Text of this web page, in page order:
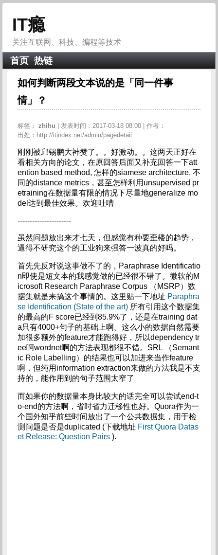
IT瘾
关注互联网、科技、编程等技术
首页 热链
如何判断两段文本说的是「同一件事
情」？
标签： zhihu
| 发表时间：2017-03-18 08:00 | 作者：
出处：http://itindex.net/admin/pagedetail
刚刚被邱锡鹏大神赞了。。好激动。。这两天正好在
看相关方向的论文，在原回答后面又补充回答一下att
ention based method, 怎样的siamese architecture, 不
同的distance metrics，甚至怎样利用unsupervised pr
etraining在数据量有限的情况下尽量地generalize mo
del达到最佳效果。欢迎吐嘈
----------------------
虽然问题放出来才七天，但感觉有种要歪楼的趋势，
逼得不研究这个的工业狗来强答一波真的好吗。
首先先反对说这事做不了的，Paraphrase Identificatio
n即使是短文本的我感觉做的已经很不错了。微软的M
icrosoft Research Paraphrase Corpus （MSRP）数
据集就是来搞这个事情的。这里贴一下地址 Paraphra
se Identification (State of the art) 所有引用这个数据集
的最高的F score已经到85.9%了，还是在training dat
a只有4000+句子的基础上啊。这么小的数据自然需要
加很多额外的feature才能跑得好，所以dependency tr
ee啊wordnet啊的方法表现都很不错。SRL （Semant
ic Role Labelling）的结果也可以加进来当作feature
啊，但纯用information extraction来做的方法我是不支
持的，能作用到的句子范围太窄了
而如果你的数据量本身比较大的话完全可以尝试end-t
o-end的方法啊，省时省力迁移性也好。Quora作为一
个国外知乎前些时间放出了一个公共数据集，用于检
测问题是否是duplicated (下载地址 First Quora Datas
et Release: Question Pairs ).